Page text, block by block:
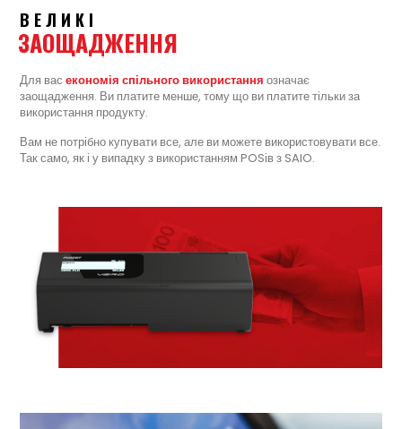
ВЕЛИКІ
ЗАОЩАДЖЕННЯ
Для васекономія спільного використання означає
заощадження. Ви платите менше, тому що ви платите тільки за
використання продукту.
Вам не потрібно купувати все, але ви можете використовувати все.
Так само, як і у випадку з використанням POSів з SAIO.